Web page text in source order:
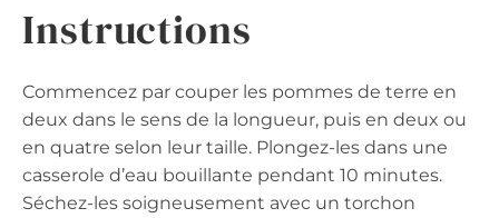
Instructions
Commencez par couper les pommes de terre en
deux dans le sens de la longueur, puis en deux ou
en quatre selon leur taille. Plongez-les dans une
casserole d’eau bouillante pendant 10 minutes.
Séchez-les soigneusement avec un torchon